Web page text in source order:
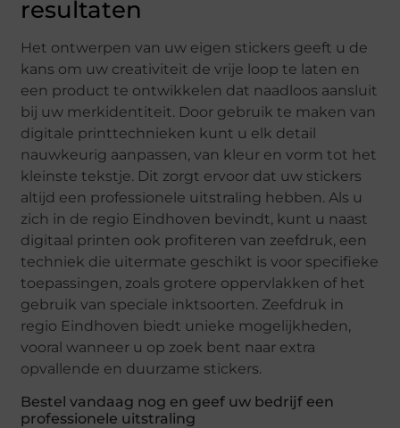
resultaten
Het ontwerpen van uw eigen stickers geeft u de
kans om uw creativiteit de vrije loop te laten en
een product te ontwikkelen dat naadloos aansluit
bij uw merkidentiteit. Door gebruik te maken van
digitale printtechnieken kunt u elk detail
nauwkeurig aanpassen, van kleur en vorm tot het
kleinste tekstje. Dit zorgt ervoor dat uw stickers
altijd een professionele uitstraling hebben. Als u
zich in de regio Eindhoven bevindt, kunt u naast
digitaal printen ook profiteren van zeefdruk, een
techniek die uitermate geschikt is voor specifieke
toepassingen, zoals grotere oppervlakken of het
gebruik van speciale inktsoorten. Zeefdruk in
regio Eindhoven biedt unieke mogelijkheden,
vooral wanneer u op zoek bent naar extra
opvallende en duurzame stickers.
Bestel vandaag nog en geef uw bedrijf een
professionele uitstraling